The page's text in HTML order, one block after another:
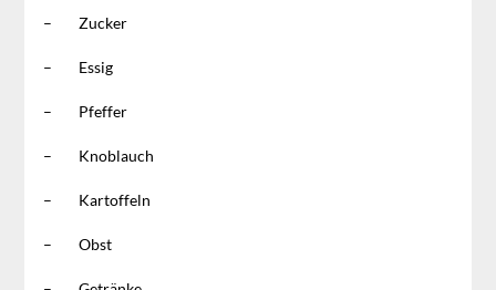
– Zucker
– Essig
– Pfeffer
– Knoblauch
– Kartoffeln
– Obst